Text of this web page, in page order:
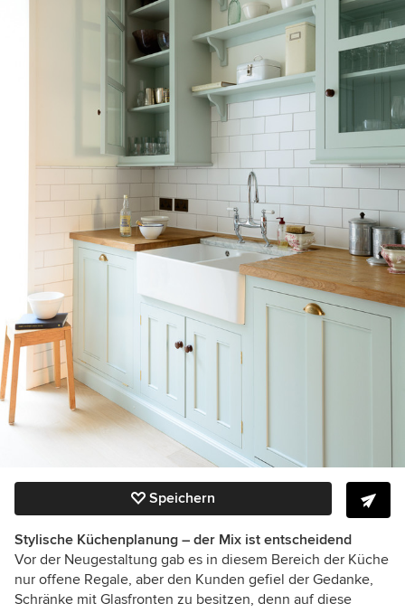
Speichern
Stylische Küchenplanung – der Mix ist entscheidend
Vor der Neugestaltung gab es in diesem Bereich der Küche
nur offene Regale, aber den Kunden gefiel der Gedanke,
Schränke mit Glasfronten zu besitzen, denn auf diese